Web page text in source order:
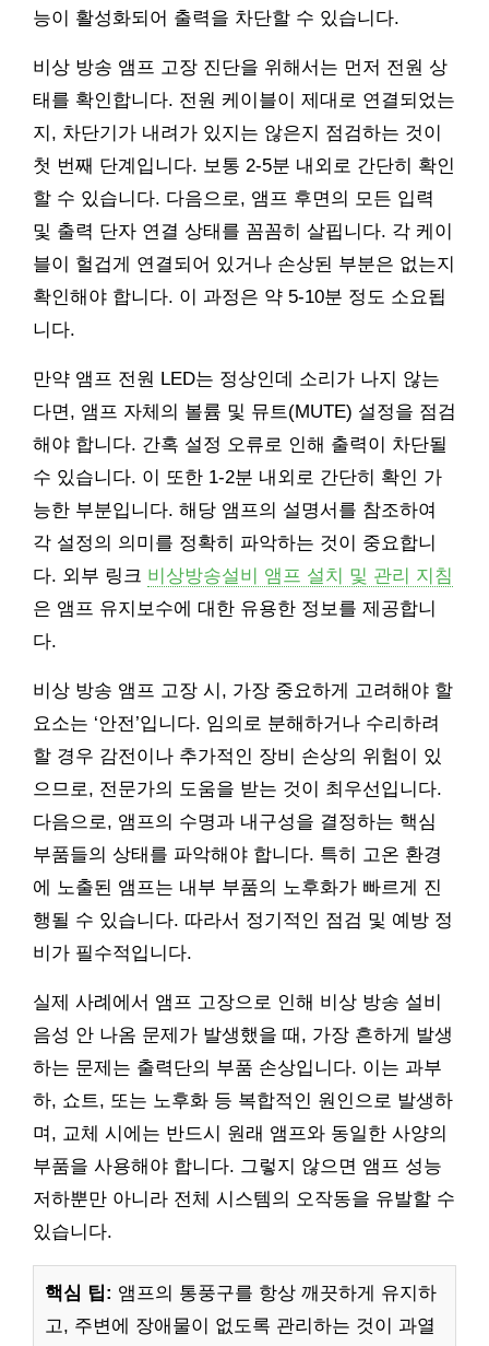
능이 활성화되어 출력을 차단할 수 있습니다.
비상 방송 앰프 고장 진단을 위해서는 먼저 전원 상
태를 확인합니다. 전원 케이블이 제대로 연결되었는
지, 차단기가 내려가 있지는 않은지 점검하는 것이
첫 번째 단계입니다. 보통 2-5분 내외로 간단히 확인
할 수 있습니다. 다음으로, 앰프 후면의 모든 입력
및 출력 단자 연결 상태를 꼼꼼히 살핍니다. 각 케이
블이 헐겁게 연결되어 있거나 손상된 부분은 없는지
확인해야 합니다. 이 과정은 약 5-10분 정도 소요됩
니다.
만약 앰프 전원 LED는 정상인데 소리가 나지 않는
다면, 앰프 자체의 볼륨 및 뮤트(MUTE) 설정을 점검
해야 합니다. 간혹 설정 오류로 인해 출력이 차단될
수 있습니다. 이 또한 1-2분 내외로 간단히 확인 가
능한 부분입니다. 해당 앰프의 설명서를 참조하여
각 설정의 의미를 정확히 파악하는 것이 중요합니
다. 외부 링크 비상방송설비 앰프 설치 및 관리 지침
은 앰프 유지보수에 대한 유용한 정보를 제공합니
다.
비상 방송 앰프 고장 시, 가장 중요하게 고려해야 할
요소는 ‘안전’입니다. 임의로 분해하거나 수리하려
할 경우 감전이나 추가적인 장비 손상의 위험이 있
으므로, 전문가의 도움을 받는 것이 최우선입니다.
다음으로, 앰프의 수명과 내구성을 결정하는 핵심
부품들의 상태를 파악해야 합니다. 특히 고온 환경
에 노출된 앰프는 내부 부품의 노후화가 빠르게 진
행될 수 있습니다. 따라서 정기적인 점검 및 예방 정
비가 필수적입니다.
실제 사례에서 앰프 고장으로 인해 비상 방송 설비
음성 안 나옴 문제가 발생했을 때, 가장 흔하게 발생
하는 문제는 출력단의 부품 손상입니다. 이는 과부
하, 쇼트, 또는 노후화 등 복합적인 원인으로 발생하
며, 교체 시에는 반드시 원래 앰프와 동일한 사양의
부품을 사용해야 합니다. 그렇지 않으면 앰프 성능
저하뿐만 아니라 전체 시스템의 오작동을 유발할 수
있습니다.
핵심 팁: 앰프의 통풍구를 항상 깨끗하게 유지하
고, 주변에 장애물이 없도록 관리하는 것이 과열